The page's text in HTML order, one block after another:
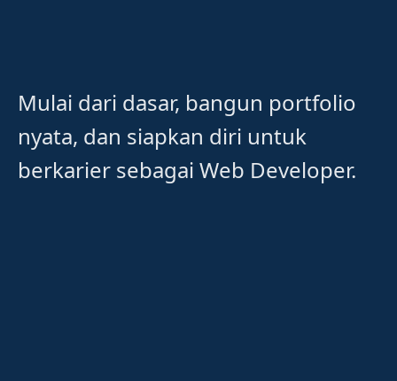
Mulai dari dasar, bangun portfolio
nyata, dan siapkan diri untuk
berkarier sebagai Web Developer.